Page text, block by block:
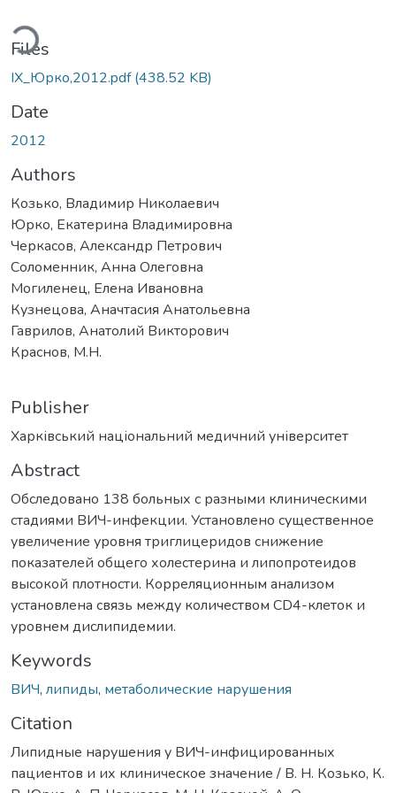
Files
ІХ_Юрко,2012.pdf(438.52 KB)
Date
2012
Authors
Козько, Владимир Николаевич
Юрко, Екатерина Владимировна
Черкасов, Александр Петрович
Соломенник, Анна Олеговна
Могиленец, Елена Ивановна
Кузнецова, Аначтасия Анатольевна
Гаврилов, Анатолий Викторович
Краснов, М.Н.
Publisher
Харківський національний медичний університет
Abstract
Обследовано 138 больных с разными клиническими
стадиями ВИЧ-инфекции. Установлено существенное
увеличение уровня триглицеридов снижение
показателей общего холестерина и липопротеидов
высокой плотности. Корреляционным анализом
установлена связь между количеством CD4-клеток и
уровнем дислипидемии.
Keywords
ВИЧ, липиды, метаболические нарушения
Citation
Липидные нарушения у ВИЧ-инфицированных
пациентов и их клиническое значение / В. Н. Козько, К.